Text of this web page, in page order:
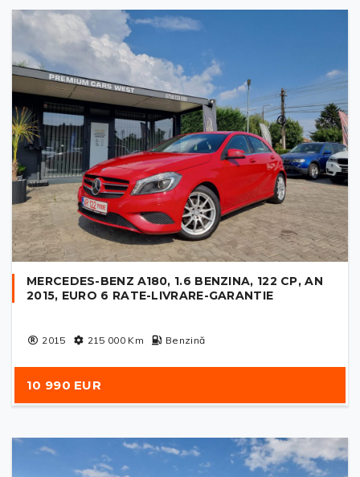
MERCEDES-BENZ A180, 1.6 BENZINA, 122 CP, AN
2015, EURO 6 RATE-LIVRARE-GARANTIE
2015 215 000Km Benzină
10 990 EUR